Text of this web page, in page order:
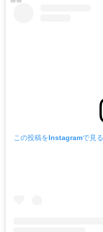
この投稿をInstagramで見る